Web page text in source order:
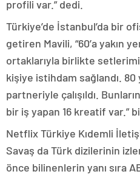
profili var.” dedi.
Türkiye’de İstanbul’da bir
getiren Mavili, “60’a yakın
ortaklarıyla birlikte
kişiye istihdam sağlandı. 80
partneriyle çalışıldı.
bir iş yapan 16 kreatif var.”
Netflix Türkiye Kıdemli
Savaş da Türk dizilerinin
önce bilinenlerin yanı sıra